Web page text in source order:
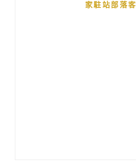
家駐站部落客